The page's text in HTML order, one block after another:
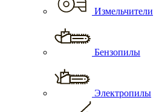
Измельчители
Бензопилы
Электропилы